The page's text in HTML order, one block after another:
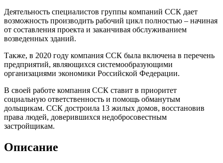
Деятельность специалистов группы компаний ССК дает
возможность производить рабочий цикл полностью – начиная
от составления проекта и заканчивая обслуживанием
возведенных зданий.
Также, в 2020 году компания ССК была включена в перечень
предприятий, являющихся системообразующими
организациями экономики Российской Федерации.
В своей работе компания ССК ставит в приоритет
социальную ответственность и помощь обманутым
дольщикам. ССК достроила 13 жилых домов, восстановив
права людей, доверившихся недобросовестным
застройщикам.
Описание